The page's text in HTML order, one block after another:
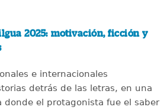
2025: motivación, ficción y
e internacionales
detrás de las letras, en una
donde el protagonista fue el saber